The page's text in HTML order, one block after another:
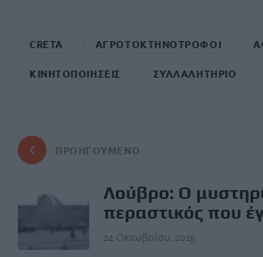
CRETA ΑΓΡΟΤΟΚΤΗΝΟΤΡΟΦΟΙ
ΚΙΝΗΤΟΠΟΙΗΣΕΙΣ ΣΥΛΛΑΛΗΤΗΡΙΟ
ΠΡΟΗΓΟΎΜΕΝΟ
Λούβρο: Ο
περαστικός που
24 Οκτωβρίου, 2025